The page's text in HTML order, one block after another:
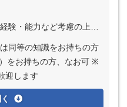
上、決定いたします ※残業代は全額支給
同等の知識をお持ちの方
をお持ちの方、なお可 ※
迎します